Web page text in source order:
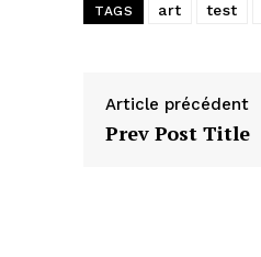
TAGS art test
Article précédent
Prev Post Title